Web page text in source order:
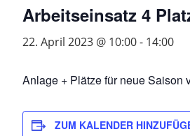
Arbeitseinsatz 4
22. April 2023 @ 10:00- 14:00
Anlage + Plätze für neue Saison
ZUM KALENDER